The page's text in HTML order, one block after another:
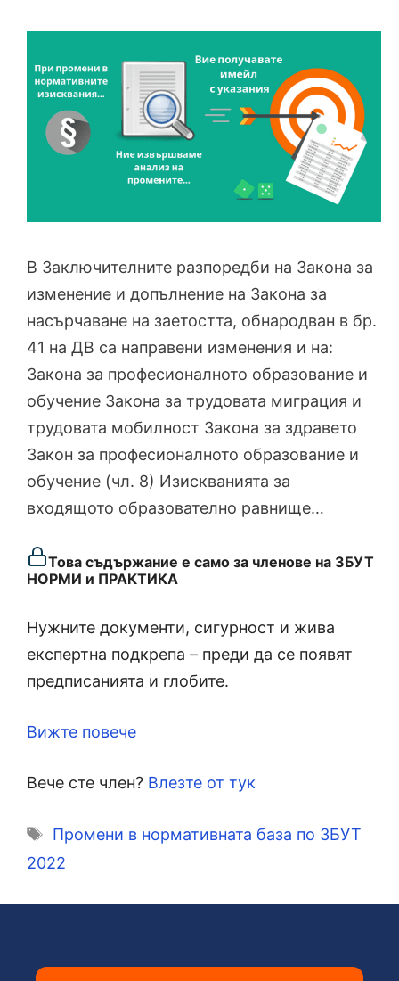
В Заключителните разпоредби на Закона за
изменение и допълнение на Закона за
насърчаване на заетостта, обнародван в бр.
41 на ДВ са направени изменения и на:
Закона за професионалното образование и
обучение Закона за трудовата миграция и
трудовата мобилност Закона за здравето
Закон за професионалното образование и
обучение (чл. 8) Изискванията за
входящото образователно равнище…
Това съдържание е само за членове на ЗБУТ
НОРМИ и ПРАКТИКА
Нужните документи, сигурност и жива
експертна подкрепа – преди да се появят
предписанията и глобите.
Вижте повече
Вече сте член? Влезте от тук
Етикети
Промени в нормативната база по ЗБУТ
2022